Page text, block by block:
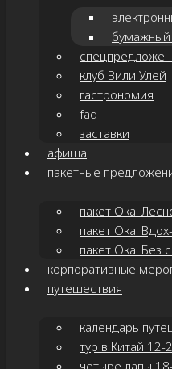
бумажный
клуб Вили Улей
гастрономия
faq
заставки
афиша
пакетные
пакет Ока.
пакет Ока.
пакет Ока. Без
корпоративные
путешествия
календарь
тур в Китай 12-
четыре лапы